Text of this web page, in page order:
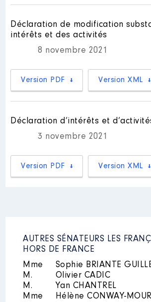
Déclaration de modification
intérêts et des activités
8 novembre 2021
Version PDF Version XML
Déclaration d’intérêts et
3 novembre 2021
Version PDF Version XML
AUTRES SÉNATEURS LES
HORS DE FRANCE
Mme
Sophie BRIANTE
M.
Olivier CADIC
M.
Yan CHANTREL
Mme
Hélène CONWAY-